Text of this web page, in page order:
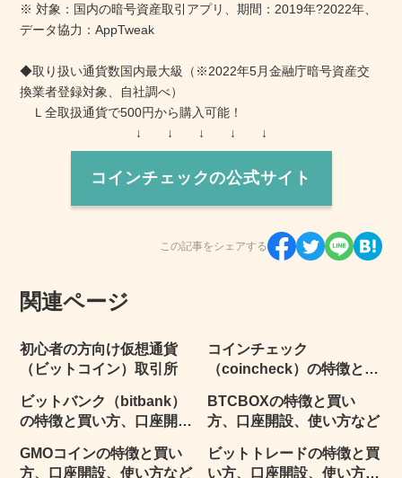
※ 対象：国内の暗号資産取引アプリ、期間：2019年?2022年、
データ協力：AppTweak
◆取り扱い通貨数国内最大級（※2022年5月金融庁暗号資産交
換業者登録対象、自社調べ）
Ｌ全取扱通貨で500円から購入可能！
↓ ↓ ↓ ↓ ↓
コインチェックの公式サイト
この記事をシェアする
関連ページ
初心者の方向け仮想通貨
（ビットコイン）取引所
コインチェック
（coincheck）の特徴と買
ジなど
ビットバンク（bitbank）
の特徴と買い方、口座開
BTCBOXの特徴と買い
方、口座開設、使い方など
GMOコインの特徴と買い
方、口座開設、使い方など
ビットトレードの特徴と買
い方、口座開設、使い方な